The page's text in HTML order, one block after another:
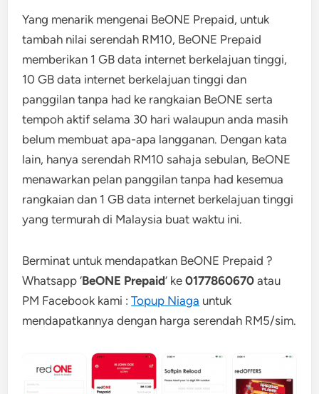
Yang menarik mengenai BeONE Prepaid, untuk
tambah nilai serendah RM10, BeONE Prepaid
memberikan 1 GB data internet berkelajuan tinggi,
10 GB data internet berkelajuan tinggi dan
panggilan tanpa had ke rangkaian BeONE serta
tempoh aktif selama 30 hari walaupun anda masih
belum membuat apa-apa langganan. Dengan kata
lain, hanya serendah RM10 sahaja sebulan, BeONE
menawarkan pelan panggilan tanpa had kesemua
rangkaian dan 1 GB data internet berkelajuan tinggi
yang termurah di Malaysia buat waktu ini.
Berminat untuk mendapatkan BeONE Prepaid ?
Whatsapp ‘BeONE Prepaid‘ ke0177860670 atau
PM Facebook kami :Topup Niaga untuk
mendapatkannya dengan harga serendah RM5/sim.